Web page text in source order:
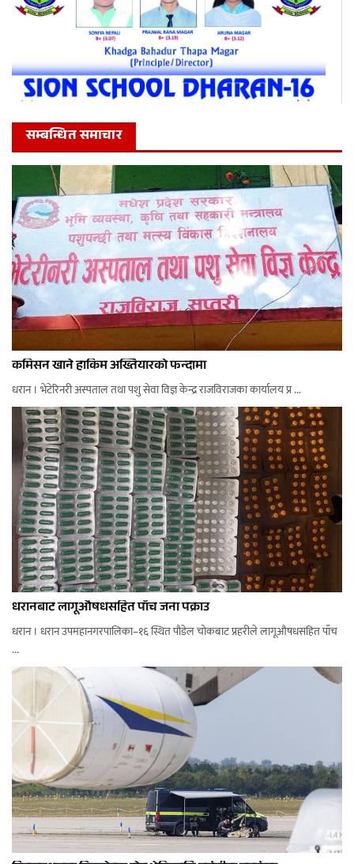
सम्बन्धित समाचार
कमिसन खाने हाकिम अख्तियारको फन्दामा
धरान । भेटेरिनरी अस्पताल तथा पशु सेवा विज्ञ केन्द्र राजविराजका कार्यालय प्र ...
धरानबाट लागूऔषधसहित पाँच जना पक्राउ
धरान । धरान उपमहानगरपालिका–१६ स्थित पौडेल चोकबाट प्रहरीले लागूऔषधसहित पाँच
...